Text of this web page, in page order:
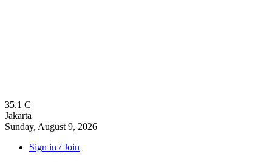
35.1 C
Jakarta
Sunday, August 9, 2026
Sign in / Join